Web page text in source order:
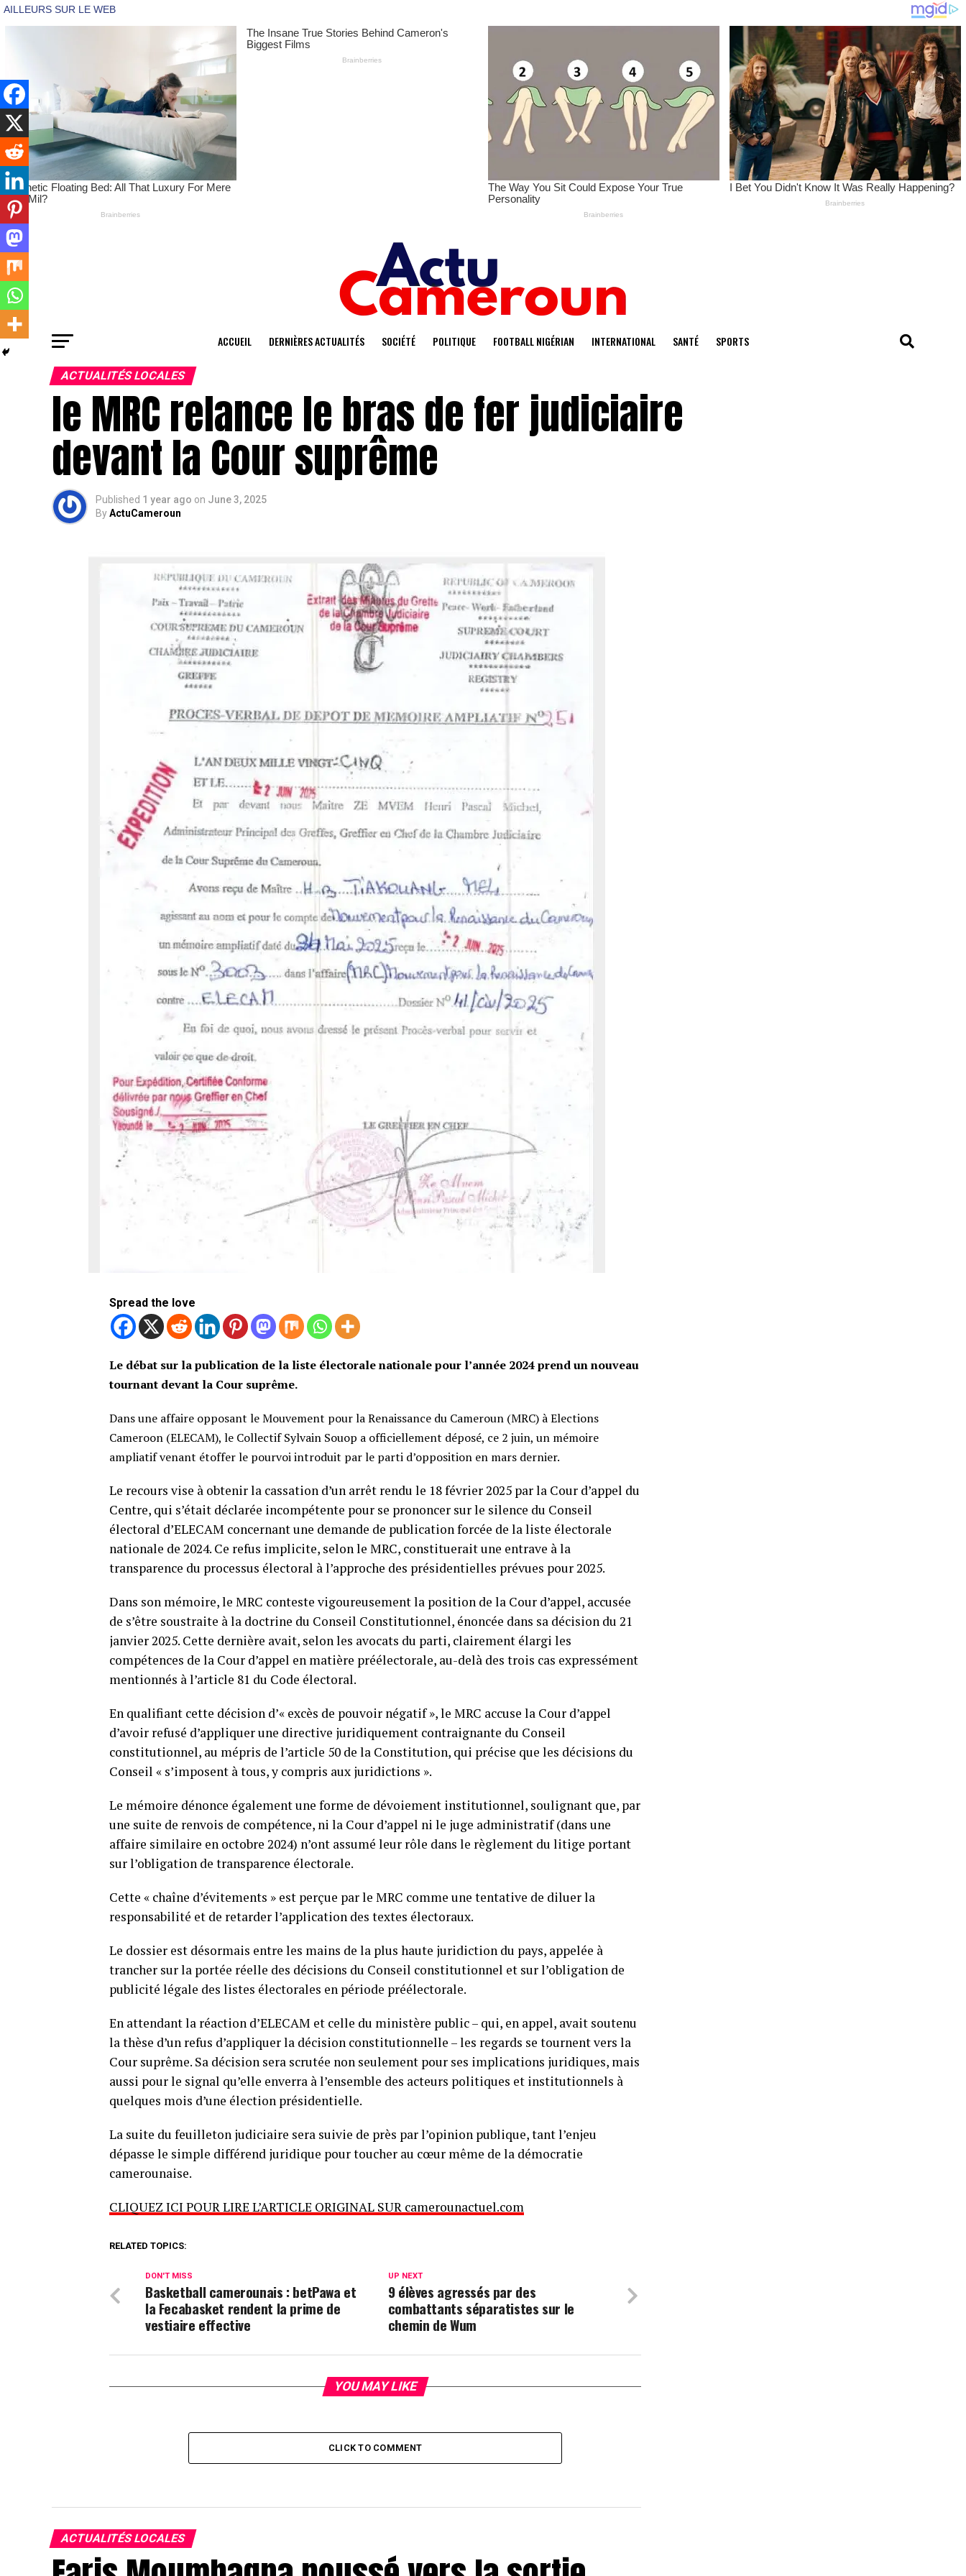
ACCUEIL DERNIÈRES ACTUALITÉS SOCIÉTÉ POLITIQUE FOOTBALL NIGÉRIAN INTERNATIONAL SANTÉ SPORTS
ACTUALITÉS LOCALES
le MRC relance le bras de fer judiciaire
devant la Cour suprême
Published 1 year ago on June 3, 2025
ByActuCameroun
Spread the love
Le débat sur la publication de la liste électorale nationale pour l’année 2024 prend un nouveau
tournant devant la Cour suprême.
Dans une affaire opposant le Mouvement pour la Renaissance du Cameroun (MRC) à Elections
Cameroon (ELECAM), le Collectif Sylvain Souop a officiellement déposé, ce 2 juin, un mémoire
ampliatif venant étoffer le pourvoi introduit par le parti d’opposition en mars dernier.
Le recours vise à obtenir la cassation d’un arrêt rendu le 18 février 2025 par la Cour d’appel du
Centre, qui s’était déclarée incompétente pour se prononcer sur le silence du Conseil
électoral d’ELECAM concernant une demande de publication forcée de la liste électorale
nationale de 2024. Ce refus implicite, selon le MRC, constituerait une entrave à la
transparence du processus électoral à l’approche des présidentielles prévues pour 2025.
Dans son mémoire, le MRC conteste vigoureusement la position de la Cour d’appel, accusée
de s’être soustraite à la doctrine du Conseil Constitutionnel, énoncée dans sa décision du 21
janvier 2025. Cette dernière avait, selon les avocats du parti, clairement élargi les
compétences de la Cour d’appel en matière préélectorale, au-delà des trois cas expressément
mentionnés à l’article 81 du Code électoral.
En qualifiant cette décision d’« excès de pouvoir négatif », le MRC accuse la Cour d’appel
d’avoir refusé d’appliquer une directive juridiquement contraignante du Conseil
constitutionnel, au mépris de l’article 50 de la Constitution, qui précise que les décisions du
Conseil « s’imposent à tous, y compris aux juridictions ».
Le mémoire dénonce également une forme de dévoiement institutionnel, soulignant que, par
une suite de renvois de compétence, ni la Cour d’appel ni le juge administratif (dans une
affaire similaire en octobre 2024) n’ont assumé leur rôle dans le règlement du litige portant
sur l’obligation de transparence électorale.
Cette « chaîne d’évitements » est perçue par le MRC comme une tentative de diluer la
responsabilité et de retarder l’application des textes électoraux.
Le dossier est désormais entre les mains de la plus haute juridiction du pays, appelée à
trancher sur la portée réelle des décisions du Conseil constitutionnel et sur l’obligation de
publicité légale des listes électorales en période préélectorale.
En attendant la réaction d’ELECAM et celle du ministère public – qui, en appel, avait soutenu
la thèse d’un refus d’appliquer la décision constitutionnelle – les regards se tournent vers la
Cour suprême. Sa décision sera scrutée non seulement pour ses implications juridiques, mais
aussi pour le signal qu’elle enverra à l’ensemble des acteurs politiques et institutionnels à
quelques mois d’une élection présidentielle.
La suite du feuilleton judiciaire sera suivie de près par l’opinion publique, tant l’enjeu
dépasse le simple différend juridique pour toucher au cœur même de la démocratie
camerounaise.
CLIQUEZ ICI POUR LIRE L’ARTICLE ORIGINAL SUR camerounactuel.com
RELATED TOPICS:
UP NEXT
9 élèves agressés par des
combattants séparatistes sur le
chemin de Wum
DON'T MISS
Basketball camerounais : betPawa et
la Fecabasket rendent la prime de
vestiaire effective
YOU MAY LIKE
CLICK TO COMMENT
ACTUALITÉS LOCALES